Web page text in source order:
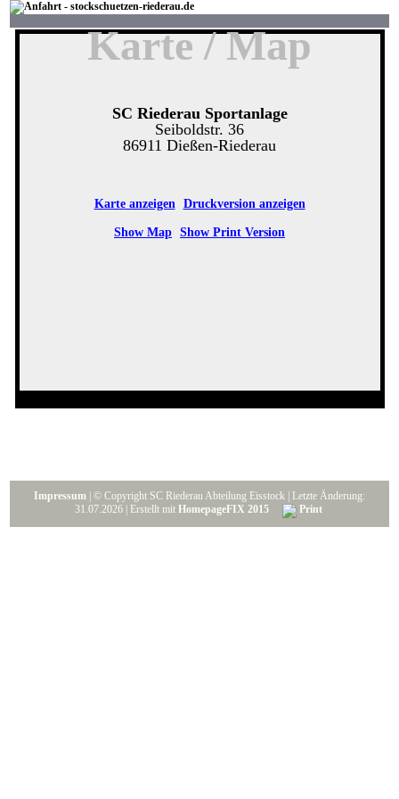
Karte / Map
SC Riederau Sportanlage
Seiboldstr. 36
86911 Dießen-Riederau
Karte anzeigen Druckversion anzeigen
Show Map Show Print Version
Impressum | © Copyright SC Riederau Abteilung Eisstock | Letzte Änderung:
31.07.2026 | Erstellt mit HomepageFIX 2015 Print